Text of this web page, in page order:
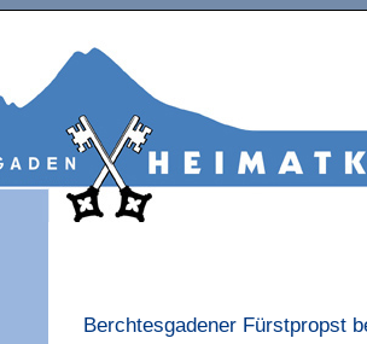
Berchtesgadener Fürstpropst